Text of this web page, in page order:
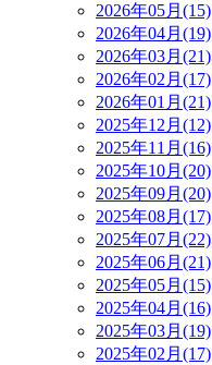
2026年05月(15)
2026年04月(19)
2026年03月(21)
2026年02月(17)
2026年01月(21)
2025年12月(12)
2025年11月(16)
2025年10月(20)
2025年09月(20)
2025年08月(17)
2025年07月(22)
2025年06月(21)
2025年05月(15)
2025年04月(16)
2025年03月(19)
2025年02月(17)